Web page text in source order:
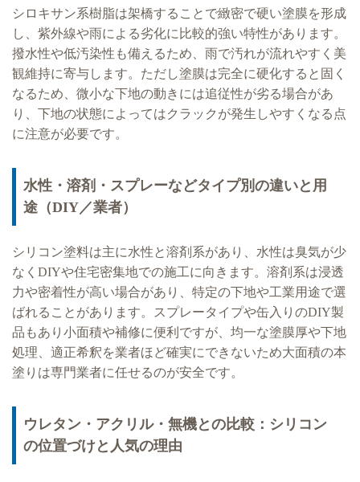
シロキサン系樹脂は架橋することで緻密で硬い塗膜を形成
し、紫外線や雨による劣化に比較的強い特性があります。
撥水性や低汚染性も備えるため、雨で汚れが流れやすく美
観維持に寄与します。ただし塗膜は完全に硬化すると固く
なるため、微小な下地の動きには追従性が劣る場合があ
り、下地の状態によってはクラックが発生しやすくなる点
に注意が必要です。
水性・溶剤・スプレーなどタイプ別の違いと用
途（DIY／業者）
シリコン塗料は主に水性と溶剤系があり、水性は臭気が少
なくDIYや住宅密集地での施工に向きます。溶剤系は浸透
力や密着性が高い場合があり、特定の下地や工業用途で選
ばれることがあります。スプレータイプや缶入りのDIY製
品もあり小面積や補修に便利ですが、均一な塗膜厚や下地
処理、適正希釈を業者ほど確実にできないため大面積の本
塗りは専門業者に任せるのが安全です。
ウレタン・アクリル・無機との比較：シリコン
の位置づけと人気の理由